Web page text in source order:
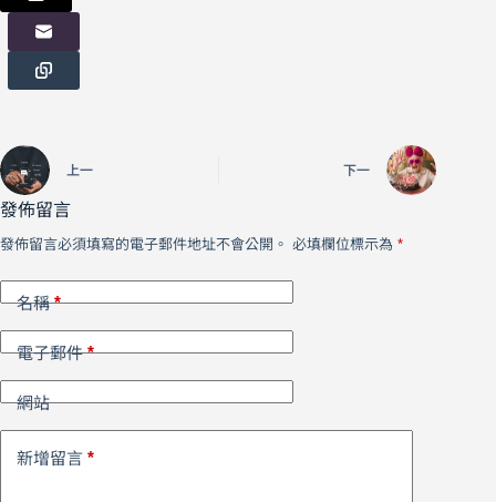
上一 下一
發佈留言
發佈留言必須填寫的電子郵件地址不會公開。 必填欄位標示為 *
名稱*
電子郵件*
網站
新增留言 *